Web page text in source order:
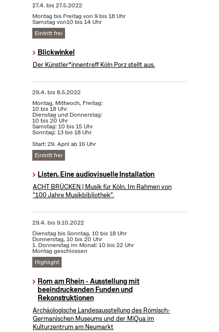
27.4. bis27.5.2022
Montag bis Freitag von 9 bis 18 Uhr
Samstag von10 bis 14 Uhr
Eintritt frei
Blickwinkel
Der Künstler*innentreff Köln Porz stellt aus.
29.4. bis8.5.2022
Montag, Mittwoch, Freitag:
10 bis 18 Uhr
Dienstag und Donnerstag:
10 bis 20 Uhr
Samstag: 10 bis 15 Uhr
Sonntag: 13 bis 18 Uhr
Start: 29. April ab 16 Uhr
Eintritt frei
Listen. Eine audiovisuelle Installation
ACHT BRÜCKEN | Musik für Köln. Im Rahmen von
"100 Jahre Musikbibliothek".
29.4. bis9.10.2022
Dienstag bis Sonntag, 10 bis 18 Uhr
Donnerstag, 10 bis 20 Uhr
1. Donnerstag im Monat: 10 bis 22 Uhr
Montag geschlossen
Highlight
Rom am Rhein - Ausstellung mit
beeindruckenden Funden und
Rekonstruktionen
Archäologische Landesausstellung des Römisch-
Germanischen Museums und der MiQua im
Kulturzentrum am Neumarkt